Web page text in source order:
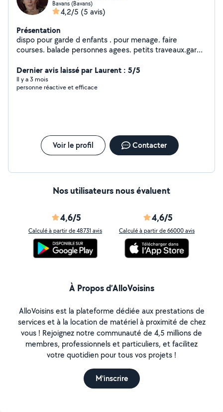
Bavans (Bavans)
4,2/5 (5 avis)
Présentation
dispo pour garde d enfants . pour menage. faire
courses. balade personnes agees. petits traveaux.garde
Dernier avis laissé par Laurent : 5/5
Il y a 3 mois
personne réactive et efficace
Voir le profil Contacter
Nos utilisateurs nous évaluent
4,6/5
Calculé à partir de 48731 avis
4,6/5
Calculé à partir de 66000 avis
À Propos d’AlloVoisins
AlloVoisins est la plateforme dédiée aux prestations de
services et à la location de matériel à proximité de chez
vous ! Rejoignez notre communauté de 4,5 millions de
membres, professionnels et particuliers, et facilitez
votre quotidien pour tous vos projets !
M'inscrire